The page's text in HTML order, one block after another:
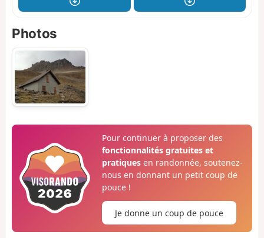
Photos
Pour continuer à proposer des
fonctionnalités gratuites et
pratiquesen randonnée, soutenez-
nous en donnant un petit coup de
pouce !
Je donne un coup de pouce